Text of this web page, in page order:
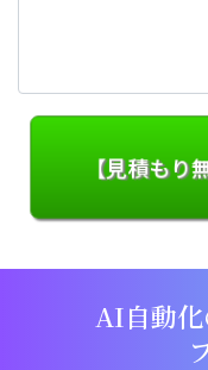
【見積もり
AI自動